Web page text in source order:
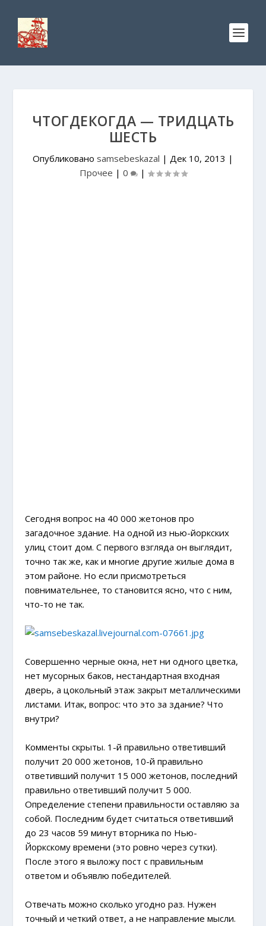
ЧТОГДЕКОГДА — ТРИДЦАТЬ
ШЕСТЬ
Опубликовано samsebeskazal | Дек 10, 2013 |
Прочее | 0 |
Сегодня вопрос на 40 000 жетонов про
загадочное здание. На одной из нью-йоркских
улиц стоит дом. С первого взгляда он выглядит,
точно так же, как и многие другие жилые дома в
этом районе. Но если присмотреться
повнимательнее, то становится ясно, что с ним,
что-то не так.
Совершенно черные окна, нет ни одного цветка,
нет мусорных баков, нестандартная входная
дверь, а цокольный этаж закрыт металлическими
листами. Итак, вопрос: что это за здание? Что
внутри?
Комменты скрыты. 1-й правильно ответивший
получит 20 000 жетонов, 10-й правильно
ответивший получит 15 000 жетонов, последний
правильно ответивший получит 5 000.
Определение степени правильности оставляю за
собой. Последним будет считаться ответивший
до 23 часов 59 минут вторника по Нью-
Йоркскому времени (это ровно через сутки).
После этого я выложу пост с правильным
ответом и объявлю победителей.
Отвечать можно сколько угодно раз. Нужен
точный и четкий ответ, а не направление мысли.